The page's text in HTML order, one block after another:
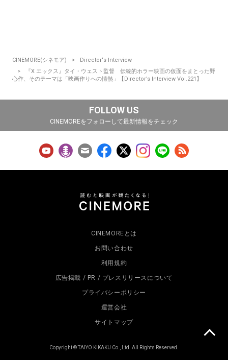
CINEMORE(シネモア)
Director‘s Interview
『X エックス』タイ・ウェスト監督 伝統的ホラー映画の仮面をまとった野
心作、そのテーマは「映画作りへの情熱」【Director’s Interview Vol.221】
FOLLOW US
CINEMOREをフォローして最新情報をチェック
CINEMOREとは
お問い合わせ
利用規約
広告掲載 / PR / プレスリリースについて
プライバシーポリシー
運営会社
サイトマップ
Copyright © TAIYO KIKAKU Co., Ltd. All Rights Reserved.